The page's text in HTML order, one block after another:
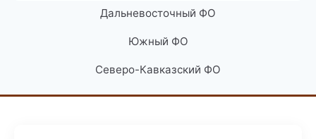
Дальневосточный ФО
Южный ФО
Северо-Кавказский ФО